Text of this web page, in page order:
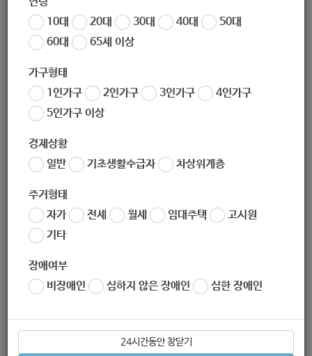
10대
20대 30대 40대
50대
60대
65세 이상
가구형태
1인가구
2인가구 3인가구
4인가구
5인가구 이상
경제상황
일반
기초생활수급자 차상위계층
주거형태
자가
전세 월세 임대주택
고시원
기타
장애여부
비장애인
심하지 않은 장애인 심한 장애인
24시간동안 창닫기
지원대상
노원구 거주 60세 이상 어르신
지원내용
원활한 스마트폰 사용을 위해 기초부터 활용 방법까지 교육
신청방법